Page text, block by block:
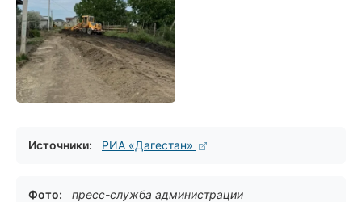
Источники: РИА «Дагестан»
Фото:
пресс-служба администрации